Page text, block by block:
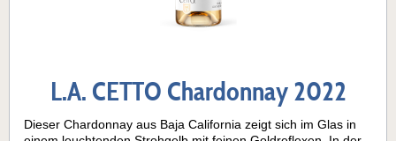
L.A. CETTO Chardonnay 2022
Dieser Chardonnay aus Baja California zeigt sich im Glas in